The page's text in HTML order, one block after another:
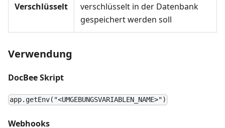
Verschlüsselt
verschlüsselt in der Datenbank
gespeichert werden soll
Verwendung
DocBee Skript
app.getEnv("<UMGEBUNGSVARIABLEN_NAME>")
Webhooks